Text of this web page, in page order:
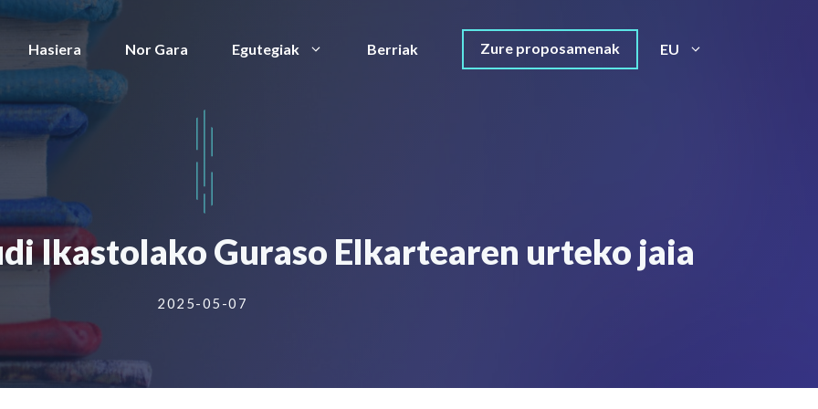
Hasiera Nor Gara Egutegiak Berriak Zure proposamenak EU
Ikastolako Guraso Elkartearen urteko jaia
2025-05-07